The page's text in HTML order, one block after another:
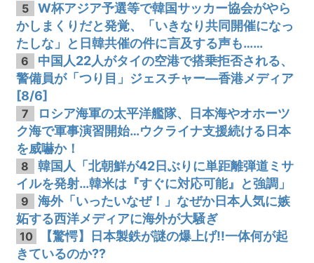
5
W杯アジア予選等で韓国サッカー協会がやら
かしまくりだと発覚、「いきなり共同開催になっ
たしな」と日韓共催の件に言及する声も……
6
中国人22人がタイの空港で搭乗拒否される、
警備員が「つり目」ジェスチャー―香港メディア
[8/6]
7
ロシア海軍の太平洋艦隊、日本海やオホーツ
ク海で軍事演習開始…ウクライナ支援続ける日本
を威嚇か！
8
韓国人「北朝鮮が42日ぶりに単距離弾道ミサ
イルを発射…韓米は『すぐに対応可能』と強調」
9
海外「いったいなぜ！」なぜか日本人気に嫉
妬する西洋メディアに海外が大騒ぎ
10
【驚愕】日本製鉄が謎の爆上げ!!一体何が起
きているのか??